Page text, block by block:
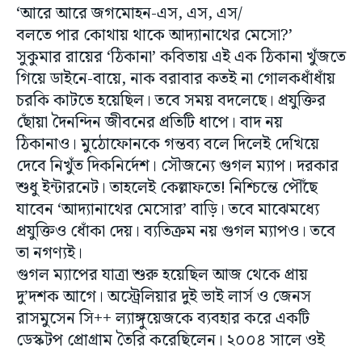
‘আরে আরে জগমোহন-এস, এস, এস/
বলতে পার কোথায় থাকে আদ্যানাথের মেসো?’
সুকুমার রায়ের ‘ঠিকানা’ কবিতায় এই এক ঠিকানা খুঁজতে
গিয়ে ডাইনে-বায়ে, নাক বরাবার কতই না গোলকধাঁধাঁয়
চরকি কাটতে হয়েছিল। তবে সময় বদলেছে। প্রযুক্তির
ছোঁয়া দৈনন্দিন জীবনের প্রতিটি ধাপে। বাদ নয়
ঠিকানাও। মুঠোফোনকে গন্তব্য বলে দিলেই দেখিয়ে
দেবে নিখুঁত দিকনির্দেশ। সৌজন্যে গুগল ম্যাপ। দরকার
শুধু ইন্টারনেট। তাহলেই কেল্লাফতে! নিশ্চিন্তে পৌঁছে
যাবেন ‘আদ্যানাথের মেসোর’ বাড়ি। তবে মাঝেমধ্যে
প্রযুক্তিও ধোঁকা দেয়। ব্যতিক্রম নয় গুগল ম্যাপও। তবে
তা নগণ্যই।
গুগল ম্যাপের যাত্রা শুরু হয়েছিল আজ থেকে প্রায়
দু’দশক আগে। অস্ট্রেলিয়ার দুই ভাই লার্স ও জেনস
রাসমুসেন সি++ ল্যাঙ্গুয়েজকে ব্যবহার করে একটি
ডেস্কটপ প্রোগ্রাম তৈরি করেছিলেন। ২০০৪ সালে ওই